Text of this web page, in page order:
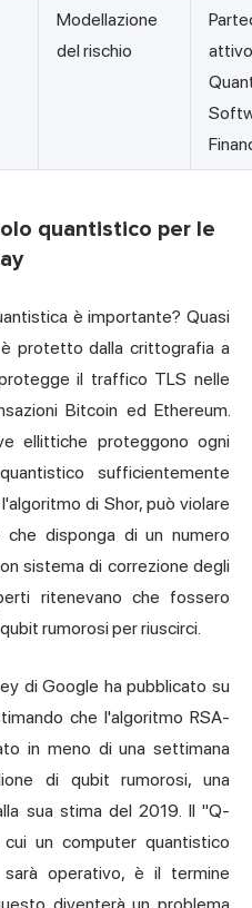
Modellazione
del rischio
quantistico per le
è importante? Quasi
protetto dalla crittografia a
il traffico TLS nelle
Bitcoin ed Ethereum.
ellittiche proteggono ogni
sufficientemente
di Shor, può violare
disponga di un numero
sistema di correzione degli
ritenevano che fossero
rumorosi per riuscirci.
di Google ha pubblicato su
che l'algoritmo RSA-
in meno di una settimana
di qubit rumorosi, una
sua stima del 2019. Il "Q-
un computer quantistico
operativo, è il termine